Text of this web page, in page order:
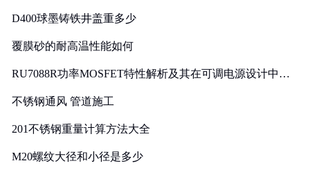
D400球墨铸铁井盖重多少
覆膜砂的耐高温性能如何
RU7088R功率MOSFET特性解析及其在可调电源设计中的
不锈钢通风 管道施工
201不锈钢重量计算方法大全
M20螺纹大径和小径是多少